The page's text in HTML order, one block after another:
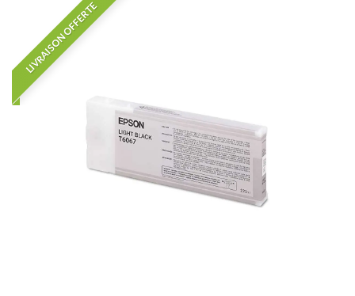
LIVRAISON OFFERTE